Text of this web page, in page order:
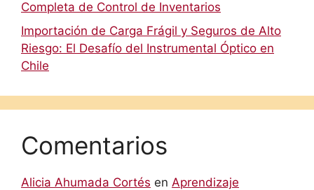
Completa de Control de Inventarios
Importación de Carga Frágil y Seguros de Alto
Riesgo: El Desafío del Instrumental Óptico en
Chile
Comentarios
Alicia Ahumada Cortés en Aprendizaje